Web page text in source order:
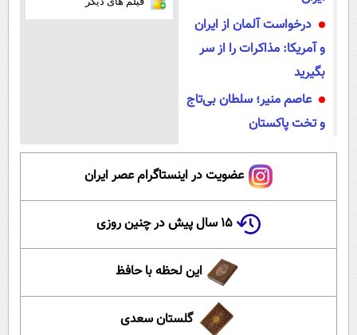
درخواست آلمان از ایران
و آمریکا: مذاکرات را از سر
بگیرید
عاصم منیر؛ سلطان بی‌تاج
و تخت پاکستان
عضویت در اینستاگرام عصر ایران
۱۵ سال پیش در چنین روزی
این لحظه با حافظ
گلستان سعدی